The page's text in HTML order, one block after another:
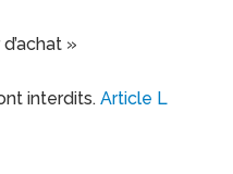
»
interdits.Article L